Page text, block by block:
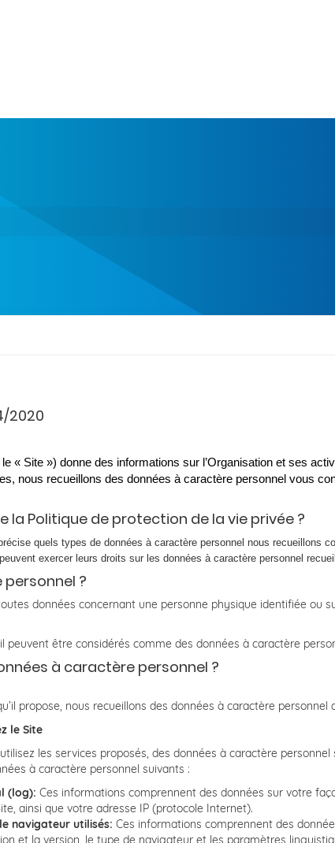
2020
« Site ») donne des informations sur l’Organisation et ses
nous recueillons des données à caractère personnel vous
la Politique de protection de la vie privée ?
quels types de données à caractère personnel nous recueillons
exercer leurs droits sur les données à caractère personnel
?
données concernant une personne physique identifiée ou
être considérés comme des données à caractère
à caractère personnel ?
propose, nous recueillons des données à caractère personnel
le Site
les services proposés, des données à caractère
à caractère personnel suivants :
(log): Ces informations comprennent des données sur votre
ainsi que votre adresse IP (protocole Internet).
navigateur utilisés: Ces informations comprennent des
et la version, le type de navigateur et les paramètres